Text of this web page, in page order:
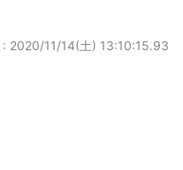
: 2020/11/14(土) 13:10:15.93